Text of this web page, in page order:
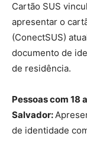
Cartão SUS
apresentar o
(ConectSUS)
documento de
de residência.
Pessoas com 18
Salvador:
de identidade